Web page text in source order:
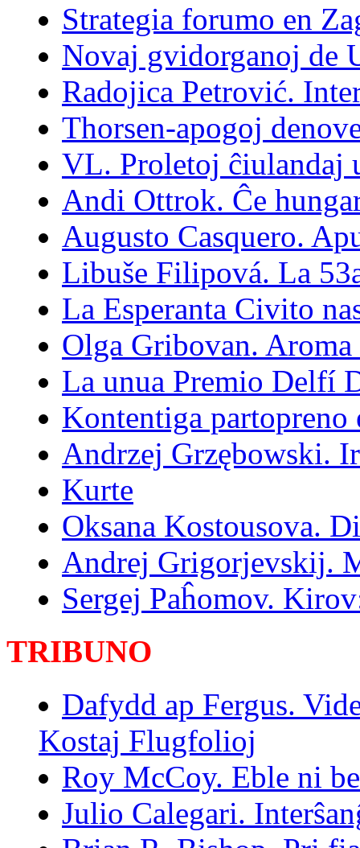
Strategia forumo en
Novaj gvidorganoj de
Radojica Petrović.
Thorsen-apogoj
VL. Proletoj ĉiulandaj
Andi Ottrok. Ĉe
Augusto Casquero.
Libuše Filipová. La
La Esperanta Civito
Olga Gribovan.
La unua Premio Delfí
Kontentiga
Andrzej Grzębowski.
Kurte
Oksana Kostousova.
Andrej Grigorjevskij.
Sergej Paĥomov.
TRIBUNO
Dafydd ap Fergus.
Kostaj Flugfolioj
Roy McCoy. Eble ni
Julio Calegari.